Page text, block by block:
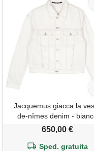
Jacquemus giacca la
de-nîmes denim -
650,00 €
Sped. gratuita